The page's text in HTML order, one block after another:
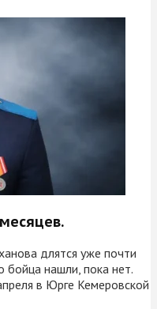
длятся уже почти
бойца нашли, пока нет.
в Юрге Кемеровской